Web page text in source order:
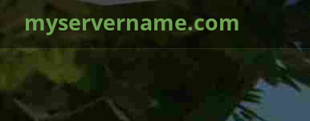
myservername.com